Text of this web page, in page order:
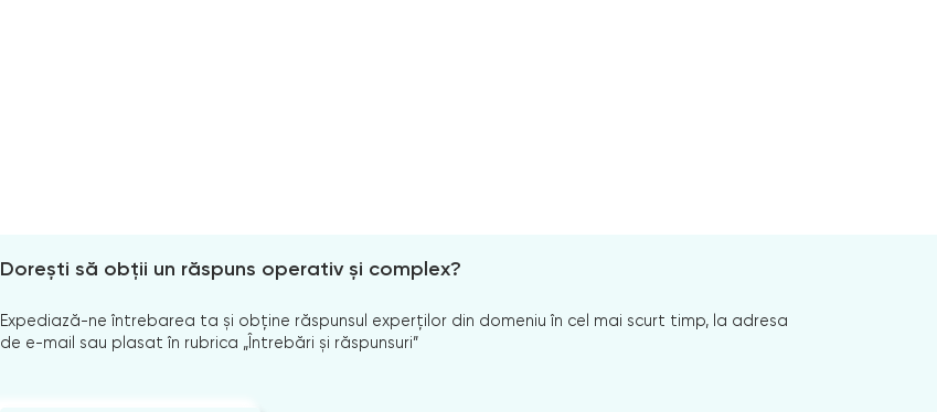
Dorești să obții un răspuns operativ și complex?
Expediază-ne întrebarea ta și obține răspunsul experților din domeniu în cel mai scurt timp, la adresa
de e-mail sau plasat în rubrica „Întrebări și răspunsuri”